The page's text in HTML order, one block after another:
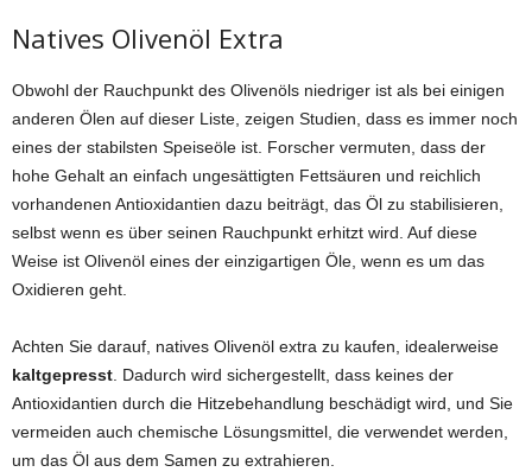
Natives Olivenöl Extra
Obwohl der Rauchpunkt des Olivenöls niedriger ist als bei einigen
anderen Ölen auf dieser Liste, zeigen Studien, dass es immer noch
eines der stabilsten Speiseöle ist. Forscher vermuten, dass der
hohe Gehalt an einfach ungesättigten Fettsäuren und reichlich
vorhandenen Antioxidantien dazu beiträgt, das Öl zu stabilisieren,
selbst wenn es über seinen Rauchpunkt erhitzt wird. Auf diese
Weise ist Olivenöl eines der einzigartigen Öle, wenn es um das
Oxidieren geht.
Achten Sie darauf, natives Olivenöl extra zu kaufen, idealerweise
kaltgepresst. Dadurch wird sichergestellt, dass keines der
Antioxidantien durch die Hitzebehandlung beschädigt wird, und Sie
vermeiden auch chemische Lösungsmittel, die verwendet werden,
um das Öl aus dem Samen zu extrahieren.